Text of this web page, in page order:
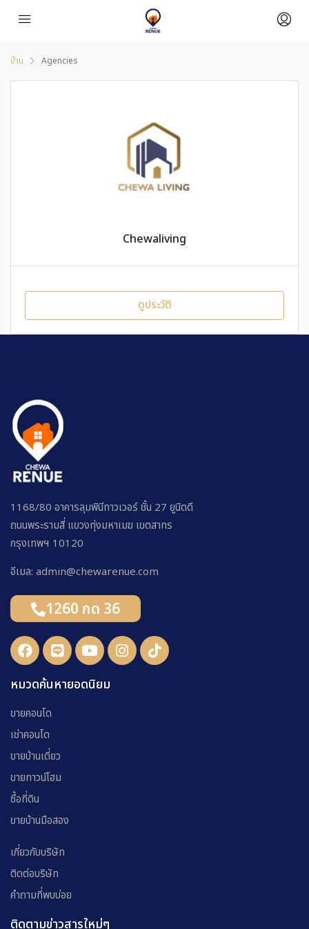
บ้าน Agencies
Chewaliving
ดูประวัติ
1168/80 อาคารลุมพินีทาวเวอร์ ชั้น 27 ยูนิตดี
ถนนพระรามสี่ แขวงทุ่งมหาเมฆ เขตสาทร
กรุงเทพฯ 10120
อีเมล: admin@chewarenue.com
1260 กด 36
หมวดค้นหายอดนิยม
ขายคอนโด
เช่าคอนโด
ขายบ้านเดี่ยว
ขายทาวน์โฮม
ซื้อที่ดิน
ขายบ้านมือสอง
เกี่ยวกับบริษัท
ติดต่อบริษัท
คำถามที่พบบ่อย
ติดตามข่าวสารใหม่ๆ